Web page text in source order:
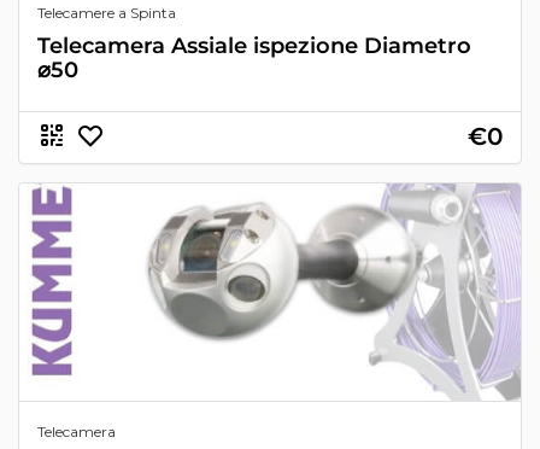
Telecamere a Spinta
Telecamera Assiale ispezione Diametro
⌀50
€0
Telecamera